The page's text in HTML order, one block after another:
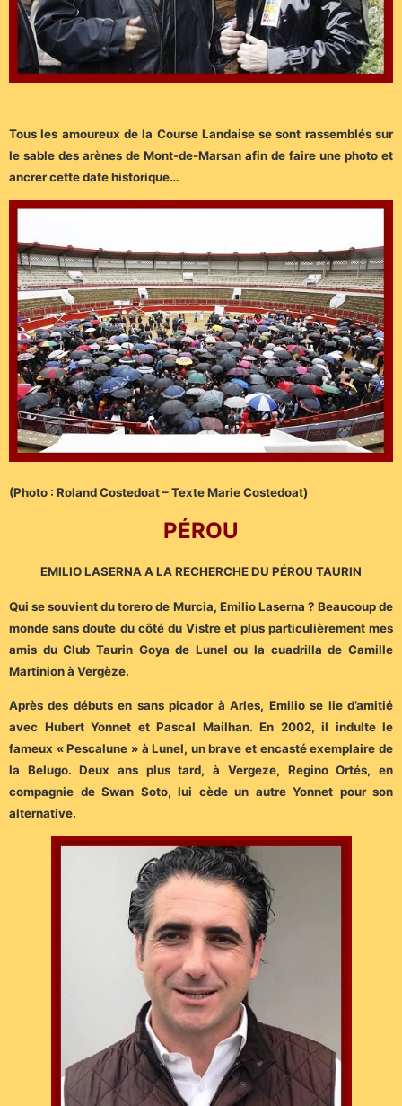
Tous les amoureux de la Course Landaise se sont rassemblés sur
le sable des arènes de Mont-de-Marsan afin de faire une photo et
ancrer cette date historique…
(Photo : Roland Costedoat – Texte Marie Costedoat)
PÉROU
EMILIO LASERNA A LA RECHERCHE DU PÉROU TAURIN
Qui se souvient du torero de Murcia, Emilio Laserna ? Beaucoup de
monde sans doute du côté du Vistre et plus particulièrement mes
amis du Club Taurin Goya de Lunel ou la cuadrilla de Camille
Martinion à Vergèze.
Après des débuts en sans picador à Arles, Emilio se lie d’amitié
avec Hubert Yonnet et Pascal Mailhan. En 2002, il indulte le
fameux « Pescalune » à Lunel, un brave et encasté exemplaire de
la Belugo. Deux ans plus tard, à Vergeze, Regino Ortés, en
compagnie de Swan Soto, lui cède un autre Yonnet pour son
alternative.